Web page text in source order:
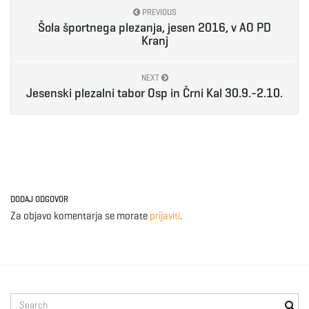
PREVIOUS
Šola športnega plezanja, jesen 2016, v AO PD
Kranj
NEXT
Jesenski plezalni tabor Osp in Črni Kal 30.9.-2.10.
DODAJ ODGOVOR
Za objavo komentarja se morate prijaviti.